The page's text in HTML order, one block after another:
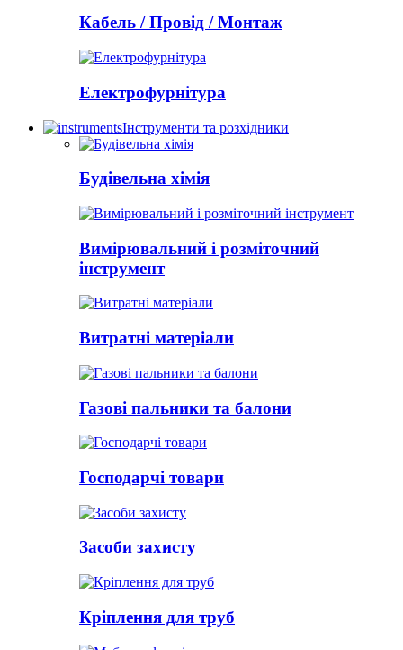
Кабель / Провід / Монтаж
Електрофурнітура
Інструменти та розхідники
Будівельна хімія
Вимірювальний і розміточний
інструмент
Витратні матеріали
Газові пальники та балони
Господарчі товари
Засоби захисту
Кріплення для труб